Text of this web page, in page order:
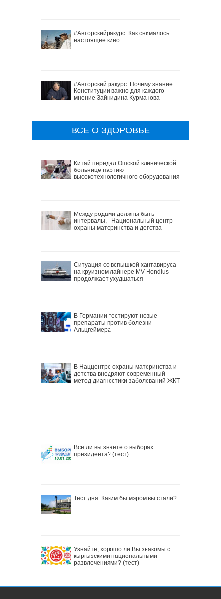
#Авторскийракурс. Как снималось
настоящее кино
#Авторский ракурс. Почему знание
Конституции важно для каждого —
мнение Зайнидина Курманова
ВСЕ О ЗДОРОВЬЕ
Китай передал Ошской клинической
больнице партию
высокотехнологичного оборудования
Между родами должны быть
интервалы, - Национальный центр
охраны материнства и детства
Ситуация со вспышкой хантавируса
на круизном лайнере MV Hondius
продолжает ухудшаться
В Германии тестируют новые
препараты против болезни
Альцгеймера
В Наццентре охраны материнства и
детства внедряют современный
метод диагностики заболеваний ЖКТ
Все ли вы знаете о выборах
президента? (тест)
Тест дня: Каким бы мэром вы стали?
Узнайте, хорошо ли Вы знакомы с
кыргызскими национальными
развлечениями? (тест)